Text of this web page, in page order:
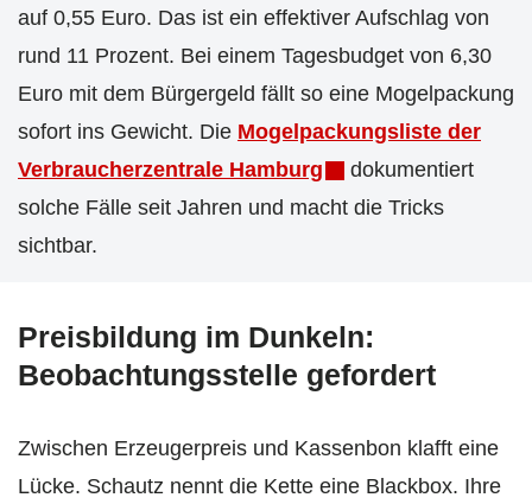
auf 0,55 Euro. Das ist ein effektiver Aufschlag von
rund 11 Prozent. Bei einem Tagesbudget von 6,30
Euro mit dem Bürgergeld fällt so eine Mogelpackung
sofort ins Gewicht. Die Mogelpackungsliste der
Verbraucherzentrale Hamburg
dokumentiert
solche Fälle seit Jahren und macht die Tricks
sichtbar.
Preisbildung im Dunkeln:
Beobachtungsstelle gefordert
Zwischen Erzeugerpreis und Kassenbon klafft eine
Lücke. Schautz nennt die Kette eine Blackbox. Ihre